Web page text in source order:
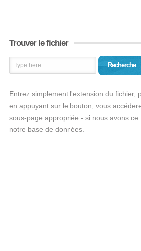
Trouver le fichier
Recherche
Entrez simplement l'extension du fichier,
en appuyant sur le bouton, vous
sous-page appropriée - si nous avons ce
notre base de données.